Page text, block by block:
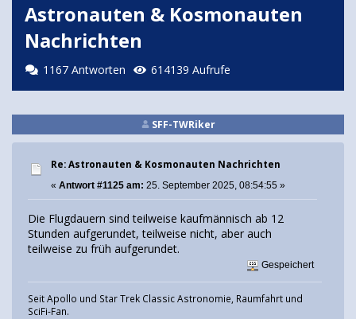
Astronauten & Kosmonauten
Nachrichten
1167 Antworten 614139 Aufrufe
SFF-TWRiker
Re: Astronauten & Kosmonauten Nachrichten
« Antwort #1125 am: 25. September 2025, 08:54:55 »
Die Flugdauern sind teilweise kaufmännisch ab 12
Stunden aufgerundet, teilweise nicht, aber auch
teilweise zu früh aufgerundet.
Gespeichert
Seit Apollo und Star Trek Classic Astronomie, Raumfahrt und
SciFi-Fan.